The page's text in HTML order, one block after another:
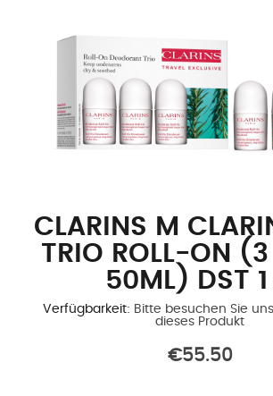
CLARINS M
TRIO ROLL-ON (3
50ML) DST
Verfügbarkeit: Bitte besuchen Sie
dieses Produkt
€55.50